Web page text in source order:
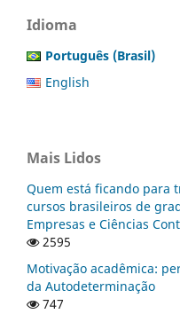
Idioma
Português (Brasil)
English
Mais Lidos
Quem está ficando para
cursos brasileiros de
Empresas e Ciências
2595
Motivação acadêmica:
da Autodeterminação
747